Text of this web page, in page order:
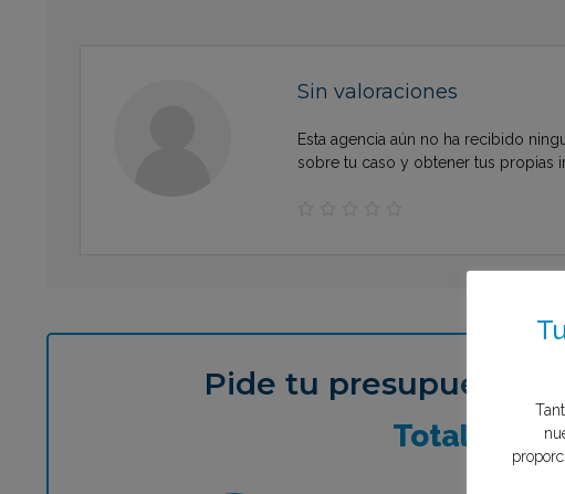
Sin valoraciones
Esta agencia aún no ha recibido
sobre tu caso y obtener tus propias
Pide tu presupuesto
¿Qué tipo